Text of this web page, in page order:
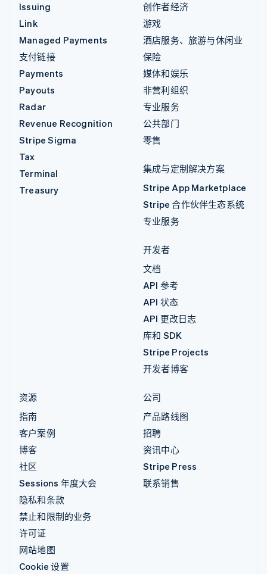
Issuing
Link
Managed Payments
支付链接
Payments
Payouts
Radar
Revenue Recognition
Stripe Sigma
Tax
Terminal
Treasury
创作者经济
游戏
酒店服务、旅游与休闲业
保险
媒体和娱乐
非营利组织
专业服务
公共部门
零售
集成与定制解决方案
Stripe App Marketplace
Stripe 合作伙伴生态系统
专业服务
开发者
文档
API 参考
API 状态
API 更改日志
库和 SDK
Stripe Projects
开发者博客
资源
指南
客户案例
博客
社区
Sessions 年度大会
隐私和条款
禁止和限制的业务
许可证
网站地图
Cookie 设置
公司
产品路线图
招聘
资讯中心
Stripe Press
联系销售